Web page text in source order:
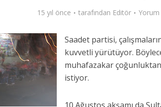
15 yıl önce tarafından Editör Yorum
Saadet partisi,
kuvvetli yürütüyor.
muhafazakar
istiyor.